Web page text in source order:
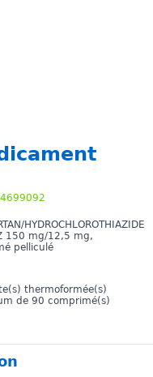
HYDROCHLOROTHIAZIDE
150 mg/12,5 mg,
pelliculé
thermoformée(s)
de 90 comprimé(s)